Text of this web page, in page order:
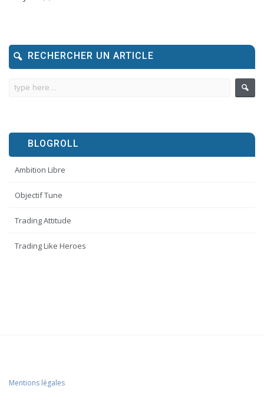
RECHERCHER UN ARTICLE
BLOGROLL
Ambition Libre
Objectif Tune
Trading Attitude
Trading Like Heroes
Mentions légales